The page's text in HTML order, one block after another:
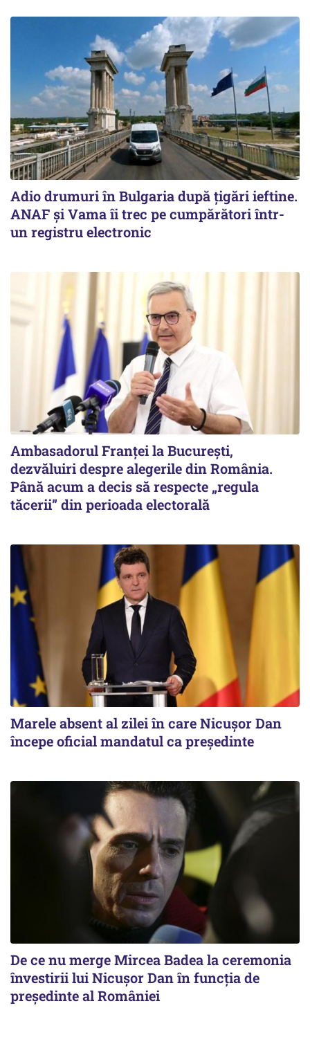
Adio drumuri în Bulgaria după țigări ieftine.
ANAF și Vama îi trec pe cumpărători într-
un registru electronic
Ambasadorul Franței la București,
dezvăluiri despre alegerile din România.
Până acum a decis să respecte „regula
tăcerii” din perioada electorală
Marele absent al zilei în care Nicușor Dan
începe oficial mandatul ca președinte
De ce nu merge Mircea Badea la ceremonia
învestirii lui Nicușor Dan în funcția de
președinte al României